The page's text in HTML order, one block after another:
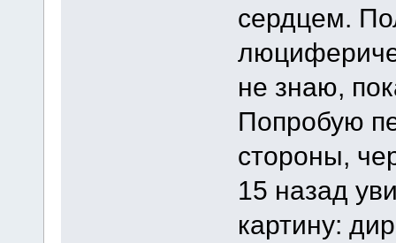
сердцем.
не знаю,
Попробую
стороны,
15 назад
картину: